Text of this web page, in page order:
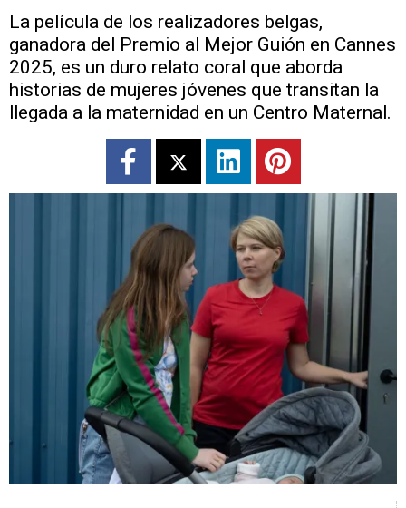
La película de los realizadores belgas,
ganadora del Premio al Mejor Guión en Cannes
2025, es un duro relato coral que aborda
historias de mujeres jóvenes que transitan la
llegada a la maternidad en un Centro Maternal.